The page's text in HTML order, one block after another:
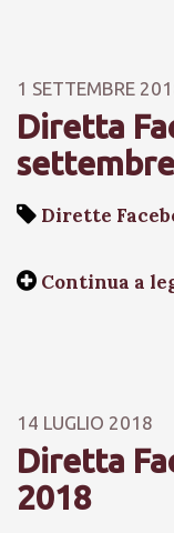
1 SETTEMBRE
Diretta
Dirette
Continua a
14 LUGLIO 2018
Diretta
2018